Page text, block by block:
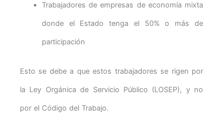
Trabajadores de empresas de economía mixta
donde el Estado tenga el 50% o más de
participación
Esto se debe a que estos trabajadores se rigen por
la Ley Orgánica de Servicio Público (LOSEP), y no
por el Código del Trabajo.